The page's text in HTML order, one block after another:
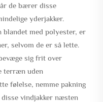
de bærer disse
yderjakker.
med polyester, er
selvom de er så lette.
sig frit over
terræn uden
følelse, nemme pakning
vindjakker næsten